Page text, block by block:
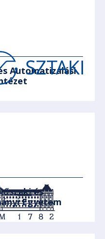
Automatizálási
és
Egyetem